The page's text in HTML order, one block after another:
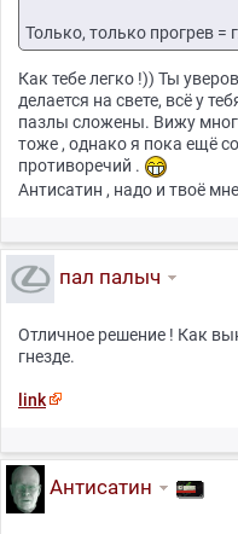
Только, только прогрев =
Как тебе легко !)) Ты
делается на свете, всё у
пазлы сложены. Вижу
тоже , однако я пока ещё
противоречий .
Антисатин , надо и твоё
пал палыч
Отличное решение ! Как
гнезде.
link
Антисатин